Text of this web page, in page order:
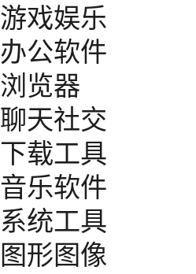
游戏娱乐
办公软件
浏览器
聊天社交
下载工具
音乐软件
系统工具
图形图像